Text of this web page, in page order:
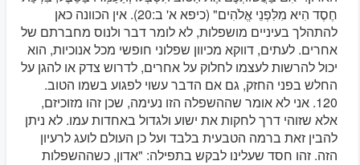
חֶסֶד הִיא מִלִּפְנֵי אֱלֹהִים" (כיפא א' ב:20). אין הכוונה כאן
להתהלך בעיניים מושפלות, לא לומר דבר ולנוס מחברתם של
אחרים. לעתים, דווקא מכיוון שפלוני חופשי מכל אנוכיות, הוא
יכול להרשות לעצמו לחלוק על אחרים, לדרוש צדק או להגן על
החלש בפני החזק, גם אם הדבר עשוי לפגוע בשמו הטוב.
120. אני לא אומר שההשפלה הזו נעימה, שכן זהו מזוכיזם,
אלא שזוהי דרך לחקות את ישוע ולגדול באחדות עמו. לא ניתן
להבין זאת ברמה הטבעית בלבד ועל כן העולם לועג לרעיון
הזה. זהו חסד שעלינו לבקש בתפילה: "אדון, כשההשפלות